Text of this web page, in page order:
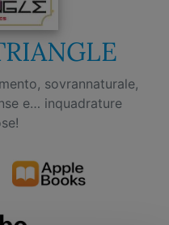
sovrannaturale,
e… inquadrature